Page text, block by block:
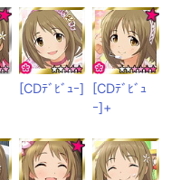
[CDﾃﾞﾋﾞｭｰ]
[CDﾃﾞﾋﾞｭ
ｰ]+